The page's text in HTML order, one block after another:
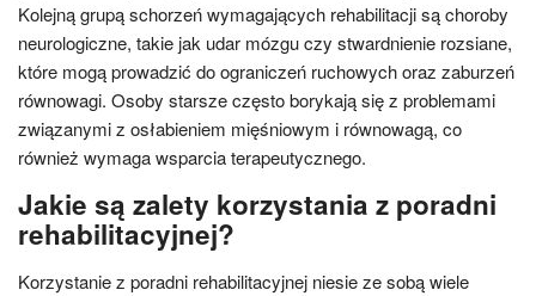
Kolejną grupą schorzeń wymagających rehabilitacji są choroby
neurologiczne, takie jak udar mózgu czy stwardnienie rozsiane,
które mogą prowadzić do ograniczeń ruchowych oraz zaburzeń
równowagi. Osoby starsze często borykają się z problemami
związanymi z osłabieniem mięśniowym i równowagą, co
również wymaga wsparcia terapeutycznego.
Jakie są zalety korzystania z poradni
rehabilitacyjnej?
Korzystanie z poradni rehabilitacyjnej niesie ze sobą wiele